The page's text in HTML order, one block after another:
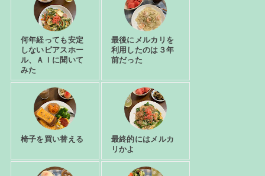
何年経っても安定
しないピアスホー
ル、ＡＩに聞いて
みた
最後にメルカリを
利用したのは３年
前だった
椅子を買い替える
最終的にはメルカ
リかよ